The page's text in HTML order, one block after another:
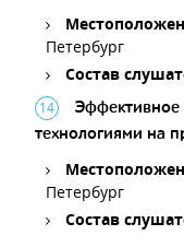
Петербург
Состав
технологиями на
Петербург
Состав